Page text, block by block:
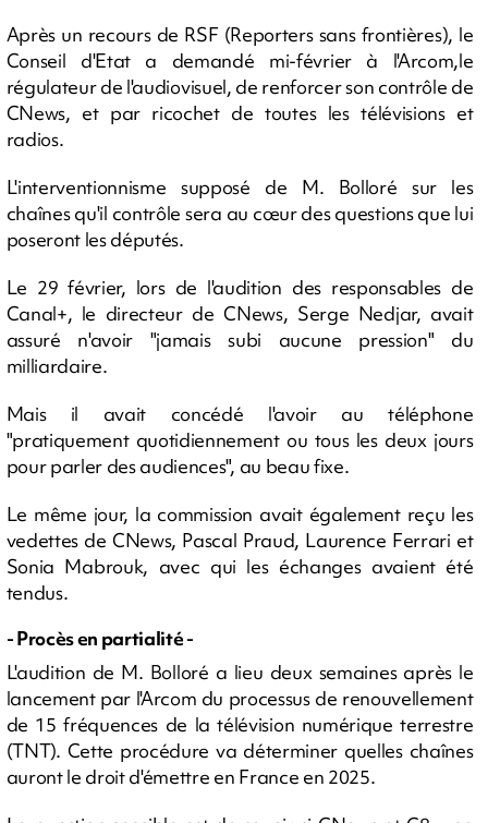
Après un recours de RSF (Reporters sans frontières), le
Conseil d'Etat a demandé mi-février à l'Arcom,le
régulateur de l'audiovisuel, de renforcer son contrôle de
CNews, et par ricochet de toutes les télévisions et
radios.
L'interventionnisme supposé de M. Bolloré sur les
chaînes qu'il contrôle sera au cœur des questions que lui
poseront les députés.
Le 29 février, lors de l'audition des responsables de
Canal+, le directeur de CNews, Serge Nedjar, avait
assuré n'avoir "jamais subi aucune pression" du
milliardaire.
Mais il avait concédé l'avoir au téléphone
"pratiquement quotidiennement ou tous les deux jours
pour parler des audiences", au beau fixe.
Le même jour, la commission avait également reçu les
vedettes de CNews, Pascal Praud, Laurence Ferrari et
Sonia Mabrouk, avec qui les échanges avaient été
tendus.
- Procès en partialité -
L'audition de M. Bolloré a lieu deux semaines après le
lancement par l'Arcom du processus de renouvellement
de 15 fréquences de la télévision numérique terrestre
(TNT). Cette procédure va déterminer quelles chaînes
auront le droit d'émettre en France en 2025.